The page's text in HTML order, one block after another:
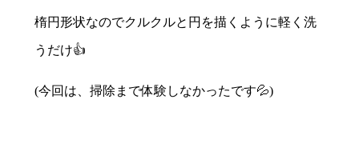
楕円形状なのでクルクルと円を描くように軽く洗
うだけ👍
(今回は、掃除まで体験しなかったです💦)